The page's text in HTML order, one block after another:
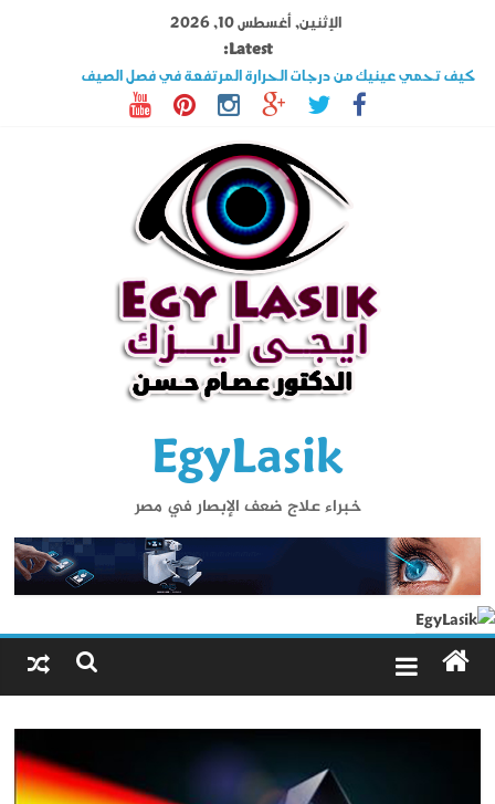
content
الإثنين, أغسطس 10, 2026
Latest:
كيف تحمي عينيك من درجات الحرارة المرتفعة في فصل الصيف
تصوير القرنية أهم فحوصات عملية الليزك .. اكتشف المزيد عنه
قصر النظر وطول النظر الفرق بينهما وهل الليزك علاج فعال ؟
السوبراكور تقنية تخلصك من نظارة القراءة فى دقائق تعرف على شروطها
حول العين فى الأطفال والكبار الأسباب وأحدث طرق العلاج
EgyLasik
خبراء علاج ضعف الإبصار في مصر